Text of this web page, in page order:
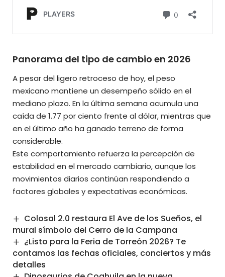
Panorama del tipo de cambio en 2026
A pesar del ligero retroceso de hoy, el peso
mexicano mantiene un desempeño sólido en el
mediano plazo. En la última semana acumula una
caída de 1.77 por ciento frente al dólar, mientras que
en el último año ha ganado terreno de forma
considerable.
Este comportamiento refuerza la percepción de
estabilidad en el mercado cambiario, aunque los
movimientos diarios continúan respondiendo a
factores globales y expectativas económicas.
Colosal 2.0 restaura El Ave de los Sueños, el
mural símbolo del Cerro de la Campana
¿Listo para la Feria de Torreón 2026? Te
contamos las fechas oficiales, conciertos y más
detalles